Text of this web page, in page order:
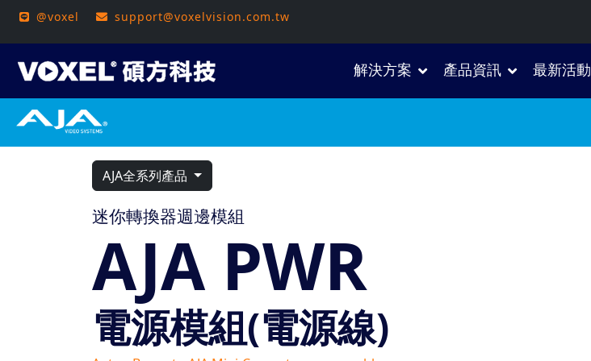
@voxel support@voxelvision.com.tw
解決方案 產品資訊 最新活動
AJA全系列產品
迷你轉換器週邊模組
AJA PWR
電源模組(電源線)